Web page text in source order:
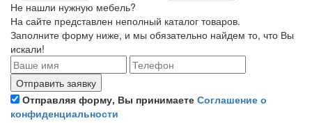
Не нашли нужную мебель?
На сайте представлен неполный каталог товаров.
Заполните форму ниже, и мы обязательно найдем то, что Вы
искали!
Отправляя форму, Вы принимаете Соглашение о
конфиденциальности